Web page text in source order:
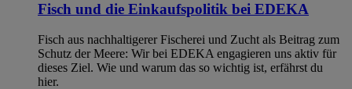
Fisch und die Einkaufspolitik bei EDEKA
Fisch aus nachhaltigerer Fischerei und Zucht als Beitrag zum
Schutz der Meere: Wir bei EDEKA engagieren uns aktiv für
dieses Ziel. Wie und warum das so wichtig ist, erfährst du
hier.